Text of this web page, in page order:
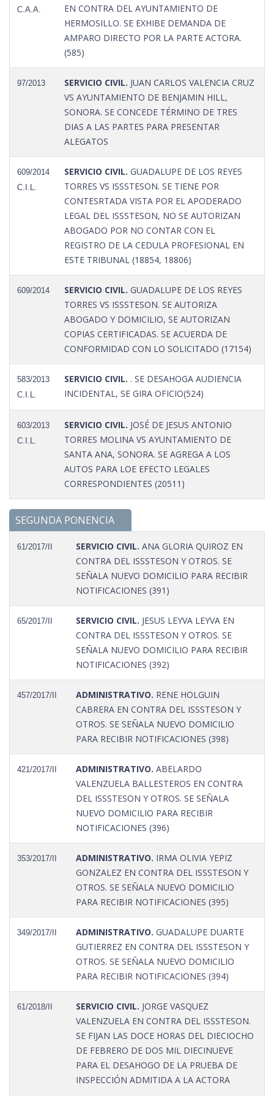
C.A.A.
EN CONTRA DEL AYUNTAMIENTO DE
HERMOSILLO. SE EXHIBE DEMANDA DE
AMPARO DIRECTO POR LA PARTE ACTORA.
(585)
97/2013 SERVICIO CIVIL. JUAN CARLOS VALENCIA CRUZ
VS AYUNTAMIENTO DE BENJAMIN HILL,
SONORA. SE CONCEDE TÉRMINO DE TRES
DIAS A LAS PARTES PARA PRESENTAR
ALEGATOS
609/2014
C.I.L.
SERVICIO CIVIL. GUADALUPE DE LOS REYES
TORRES VS ISSSTESON. SE TIENE POR
CONTESRTADA VISTA POR EL APODERADO
LEGAL DEL ISSSTESON, NO SE AUTORIZAN
ABOGADO POR NO CONTAR CON EL
REGISTRO DE LA CEDULA PROFESIONAL EN
ESTE TRIBUNAL (18854, 18806)
609/2014 SERVICIO CIVIL. GUADALUPE DE LOS REYES
TORRES VS ISSSTESON. SE AUTORIZA
ABOGADO Y DOMICILIO, SE AUTORIZAN
COPIAS CERTIFICADAS. SE ACUERDA DE
CONFORMIDAD CON LO SOLICITADO (17154)
583/2013
C.I.L.
SERVICIO CIVIL. . SE DESAHOGA AUDIENCIA
INCIDENTAL, SE GIRA OFICIO(524)
603/2013
C.I.L.
SERVICIO CIVIL. JOSÉ DE JESUS ANTONIO
TORRES MOLINA VS AYUNTAMIENTO DE
SANTA ANA, SONORA. SE AGREGA A LOS
AUTOS PARA LOE EFECTO LEGALES
CORRESPONDIENTES (20511)
SEGUNDA PONENCIA
61/2017/II SERVICIO CIVIL. ANA GLORIA QUIROZ EN
CONTRA DEL ISSSTESON Y OTROS. SE
SEÑALA NUEVO DOMICILIO PARA RECIBIR
NOTIFICACIONES (391)
65/2017/II SERVICIO CIVIL. JESUS LEYVA LEYVA EN
CONTRA DEL ISSSTESON Y OTROS. SE
SEÑALA NUEVO DOMICILIO PARA RECIBIR
NOTIFICACIONES (392)
457/2017/II ADMINISTRATIVO. RENE HOLGUIN
CABRERA EN CONTRA DEL ISSSTESON Y
OTROS. SE SEÑALA NUEVO DOMICILIO
PARA RECIBIR NOTIFICACIONES (398)
421/2017/II ADMINISTRATIVO. ABELARDO
VALENZUELA BALLESTEROS EN CONTRA
DEL ISSSTESON Y OTROS. SE SEÑALA
NUEVO DOMICILIO PARA RECIBIR
NOTIFICACIONES (396)
353/2017/II ADMINISTRATIVO. IRMA OLIVIA YEPIZ
GONZALEZ EN CONTRA DEL ISSSTESON Y
OTROS. SE SEÑALA NUEVO DOMICILIO
PARA RECIBIR NOTIFICACIONES (395)
349/2017/II ADMINISTRATIVO. GUADALUPE DUARTE
GUTIERREZ EN CONTRA DEL ISSSTESON Y
OTROS. SE SEÑALA NUEVO DOMICILIO
PARA RECIBIR NOTIFICACIONES (394)
61/2018/II SERVICIO CIVIL. JORGE VASQUEZ
VALENZUELA EN CONTRA DEL ISSSTESON.
SE FIJAN LAS DOCE HORAS DEL DIECIOCHO
DE FEBRERO DE DOS MIL DIECINUEVE
PARA EL DESAHOGO DE LA PRUEBA DE
INSPECCIÓN ADMITIDA A LA ACTORA